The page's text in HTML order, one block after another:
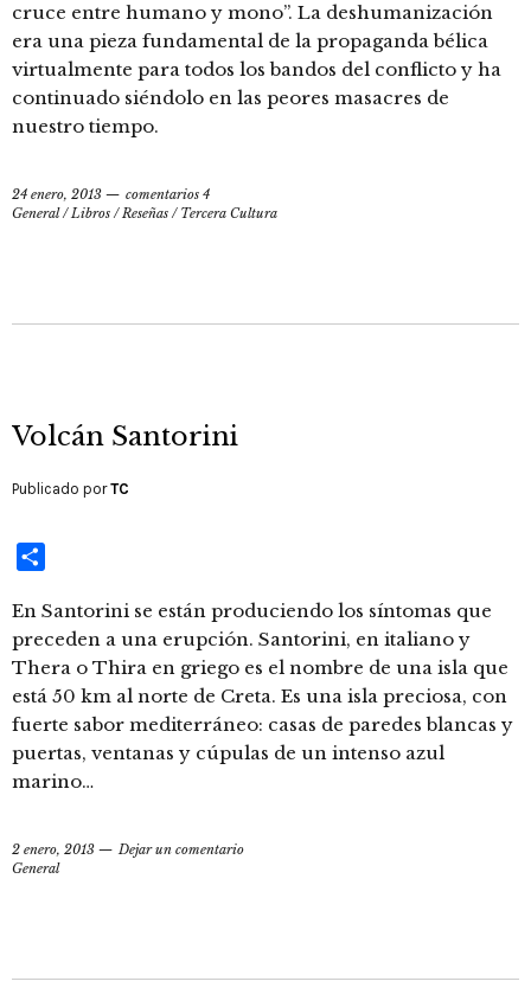
cruce entre humano y mono”. La deshumanización
era una pieza fundamental de la propaganda bélica
virtualmente para todos los bandos del conflicto y ha
continuado siéndolo en las peores masacres de
nuestro tiempo.
24 enero, 2013
comentarios 4
General/Libros / Reseñas / Tercera Cultura
Volcán Santorini
Publicado porTC
En Santorini se están produciendo los síntomas que
preceden a una erupción. Santorini, en italiano y
Thera o Thira en griego es el nombre de una isla que
está 50 km al norte de Creta. Es una isla preciosa, con
fuerte sabor mediterráneo: casas de paredes blancas y
puertas, ventanas y cúpulas de un intenso azul
marino…
2 enero, 2013
Dejar un comentario
General